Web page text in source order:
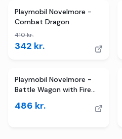
TILBUD
2butikker
Playmobil Novelmore -
Combat Dragon
410kr.
342 kr.
Playmobil Novelmore -
Battle Wagon with Fire
486 kr.